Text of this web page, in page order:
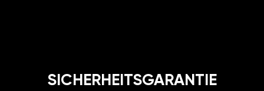
SICHERHEITSGARANTIE